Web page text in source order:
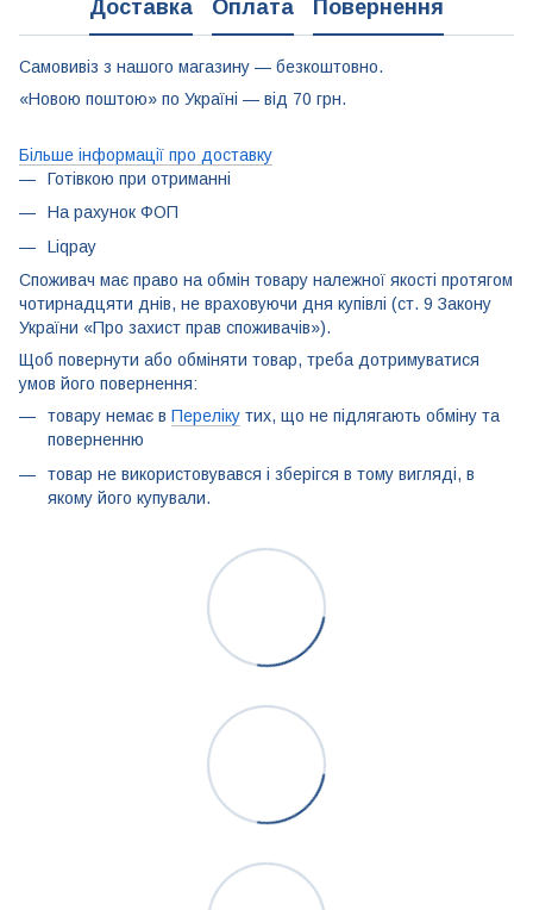
Доставка Оплата Повернення
Самовивіз з нашого магазину — безкоштовно.
«Новою поштою» по Україні — від 70 грн.
Більше інформації про доставку
Готівкою при отриманні
На рахунок ФОП
Liqpay
Споживач має право на обмін товару належної якості протягом
чотирнадцяти днів, не враховуючи дня купівлі (ст. 9 Закону
України «Про захист прав споживачів»).
Щоб повернути або обміняти товар, треба дотримуватися
умов його повернення:
товару немає в Переліку тих, що не підлягають обміну та
поверненню
товар не використовувався і зберігся в тому вигляді, в
якому його купували.